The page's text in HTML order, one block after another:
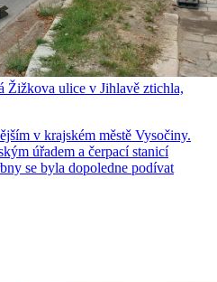
ulice v Jihlavě ztichla,
v krajském městě Vysočiny.
úřadem a čerpací stanicí
se byla dopoledne podívat